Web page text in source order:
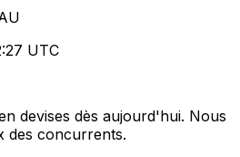
UTC
devises dès aujourd'hui. Nous
des concurrents.